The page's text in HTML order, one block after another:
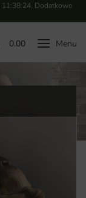
11:38:23. Dodatkowe
0.00